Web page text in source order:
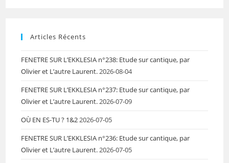
Articles Récents
FENETRE SUR L’EKKLESIA n°238: Etude sur cantique, par
Olivier et L’autre Laurent.2026-08-04
FENETRE SUR L’EKKLESIA n°237: Etude sur cantique, par
Olivier et L’autre Laurent.2026-07-09
OÙ EN ES-TU ? 1&22026-07-05
FENETRE SUR L’EKKLESIA n°236: Etude sur cantique, par
Olivier et L’autre Laurent.2026-07-05